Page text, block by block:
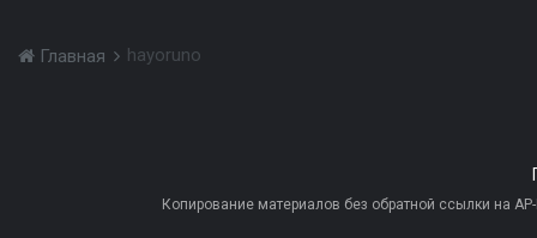
Главная hayoruno
Копирование материалов без обратной ссылки на